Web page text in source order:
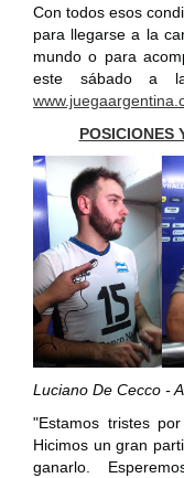
Con todos esos
para llegarse a la
mundo o para
este sábado a
POSICIONES
Luciano De Cecco -
"Estamos tristes
Hicimos un gran
ganarlo.